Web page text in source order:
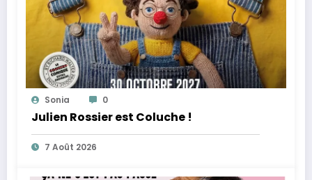
Sonia 0
Julien Rossier est Coluche !
7 Août 2026